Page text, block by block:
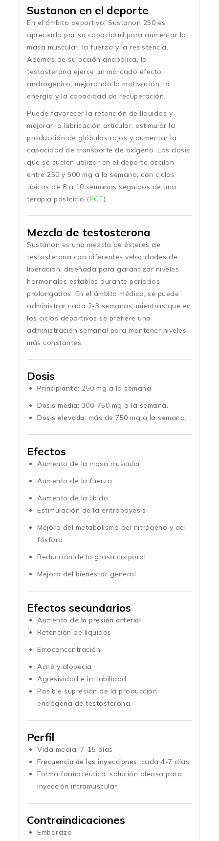
Sustanon en el deporte
En el ámbito deportivo, Sustanon 250 es
apreciado por su capacidad para aumentar la
masa muscular, la fuerza y la resistencia.
Además de su acción anabólica, la
testosterona ejerce un marcado efecto
androgénico, mejorando la motivación, la
energía y la capacidad de recuperación.
Puede favorecer la retención de líquidos y
mejorar la lubricación articular, estimular la
producción de glóbulos rojos y aumentar la
capacidad de transporte de oxígeno. Las dosis
que se suelen utilizar en el deporte oscilan
entre 250 y 500 mg a la semana, con ciclos
típicos de 8 a 10 semanas seguidos de una
terapia postciclo (PCT).
Mezcla de testosterona
Sustanon es una mezcla de ésteres de
testosterona con diferentes velocidades de
liberación, diseñada para garantizar niveles
hormonales estables durante períodos
prolongados. En el ámbito médico, se puede
administrar cada 2-3 semanas, mientras que en
los ciclos deportivos se prefiere una
administración semanal para mantener niveles
más constantes.
Dosis
Principiante: 250 mg a la semana
Dosis media: 300-750 mg a la semana.
Dosis elevada: más de 750 mg a la semana.
Efectos
Aumento de la masa muscular
Aumento de la fuerza
Aumento de la libido
Estimulación de la eritropoyesis
Mejora del metabolismo del nitrógeno y del
fósforo.
Reducción de la grasa corporal
Mejora del bienestar general
Efectos secundarios
Aumento de la presión arterial
Retención de líquidos
Emoconcentración
Acné y alopecia
Agresividad e irritabilidad
Posible supresión de la producción
endógena de testosterona.
Perfil
Vida media: 7-15 días
Frecuencia de las inyecciones: cada 4-7 días.
Forma farmacéutica: solución oleosa para
inyección intramuscular.
Contraindicaciones
Embarazo